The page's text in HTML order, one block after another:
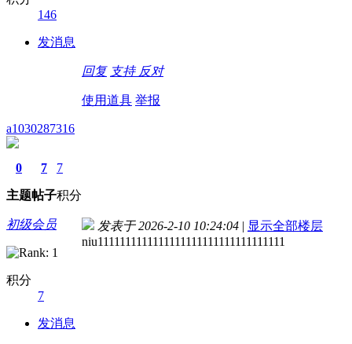
146
发消息
回复 支持 反对
使用道具 举报
a1030287316
0
主题
7
帖子
7
积分
初级会员
积分
7
发消息
发表于 2026-2-10 10:24:04 | 显示全部楼层
niu1111111111111111111111111111111111